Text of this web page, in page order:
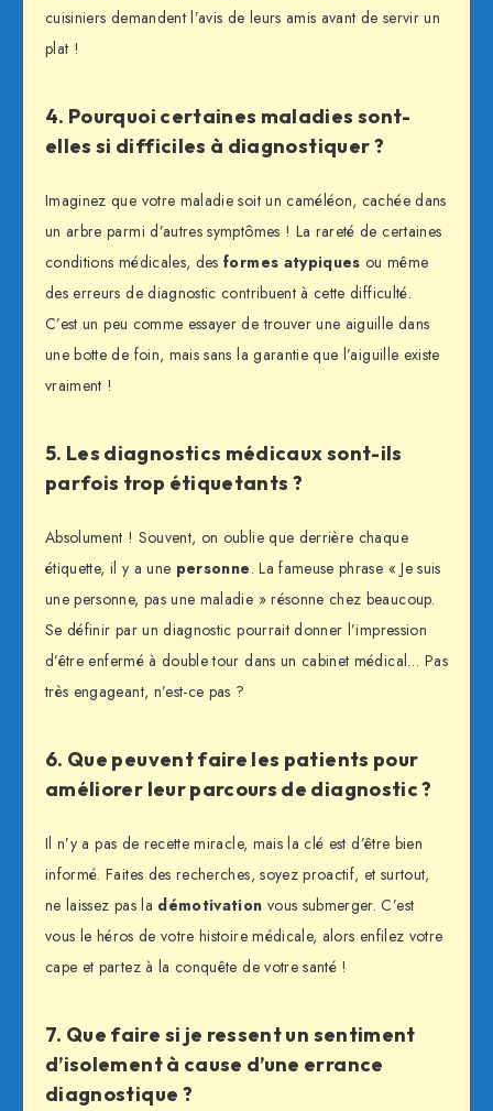
cuisiniers demandent l’avis de leurs amis avant de servir un
plat !
4. Pourquoi certaines maladies sont-
elles si difficiles à diagnostiquer ?
Imaginez que votre maladie soit un caméléon, cachée dans
un arbre parmi d’autres symptômes ! La rareté de certaines
conditions médicales, desformes atypiques ou même
des erreurs de diagnostic contribuent à cette difficulté.
C’est un peu comme essayer de trouver une aiguille dans
une botte de foin, mais sans la garantie que l’aiguille existe
vraiment !
5. Les diagnostics médicaux sont-ils
parfois trop étiquetants ?
Absolument ! Souvent, on oublie que derrière chaque
étiquette, il y a une personne. La fameuse phrase « Je suis
une personne, pas une maladie » résonne chez beaucoup.
Se définir par un diagnostic pourrait donner l’impression
d’être enfermé à double tour dans un cabinet médical… Pas
très engageant, n’est-ce pas ?
6. Que peuvent faire les patients pour
améliorer leur parcours de diagnostic ?
Il n’y a pas de recette miracle, mais la clé est d’être bien
informé. Faites des recherches, soyez proactif, et surtout,
ne laissez pas la démotivation vous submerger. C’est
vous le héros de votre histoire médicale, alors enfilez votre
cape et partez à la conquête de votre santé !
7. Que faire si je ressent un sentiment
d’isolement à cause d’une errance
diagnostique ?